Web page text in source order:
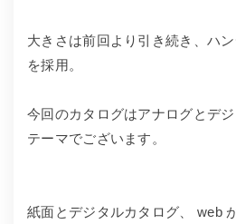
大きさは前回より引き続き、ハ
を採用。
今回のカタログはアナログとデ
テーマでございます。
紙面とデジタルカタログ、 web